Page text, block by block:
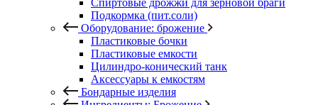
Спиртовые дрожжи для зерновой браги
Подкормка (пит.соли)
Оборудование: брожение
Пластиковые бочки
Пластиковые емкости
Цилиндро-конический танк
Аксессуары к емкостям
Бондарные изделия